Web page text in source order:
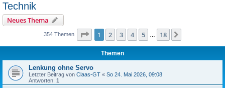
Technik
Neues Thema
354 Themen Seite 1von 18
1 2 3 4 5 18
Themen
Lenkung ohne Servo
Letzter Beitrag von Claas-GT « So 24. Mai 2026, 09:08
Antworten: 1